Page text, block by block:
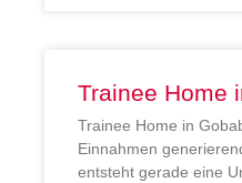
Trainee Home
Trainee Home in
Einnahmen
entsteht gerade eine